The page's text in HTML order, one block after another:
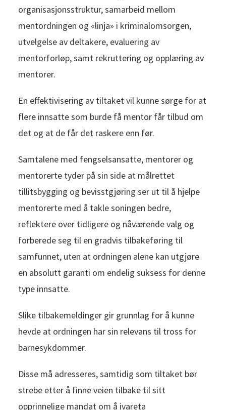
organisasjonsstruktur, samarbeid mellom
mentordningen og «linja» i kriminalomsorgen,
utvelgelse av deltakere, evaluering av
mentorforløp, samt rekruttering og opplæring av
mentorer.
En effektivisering av tiltaket vil kunne sørge for at
flere innsatte som burde få mentor får tilbud om
det og at de får det raskere enn før.
Samtalene med fengselsansatte, mentorer og
mentorerte tyder på sin side at målrettet
tillitsbygging og bevisstgjøring ser ut til å hjelpe
mentorerte med å takle soningen bedre,
reflektere over tidligere og nåværende valg og
forberede seg til en gradvis tilbakeføring til
samfunnet, uten at ordningen alene kan utgjøre
en absolutt garanti om endelig suksess for denne
type innsatte.
Slike tilbakemeldinger gir grunnlag for å kunne
hevde at ordningen har sin relevans til tross for
barnesykdommer.
Disse må adresseres, samtidig som tiltaket bør
strebe etter å finne veien tilbake til sitt
opprinnelige mandat om å ivareta